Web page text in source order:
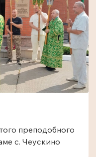
преподобного
с. Чеускино